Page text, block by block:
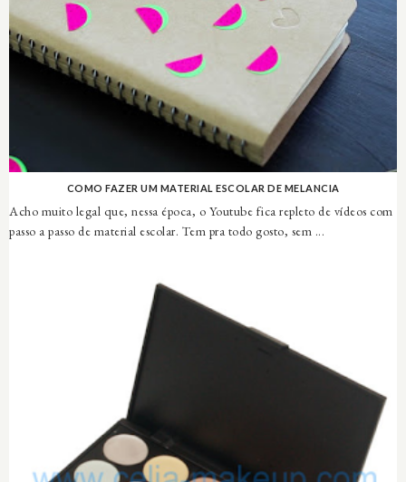
COMO FAZER UM MATERIAL ESCOLAR DE MELANCIA
Acho muito legal que, nessa época, o Youtube fica repleto de vídeos com
passo a passo de material escolar. Tem pra todo gosto, sem ...